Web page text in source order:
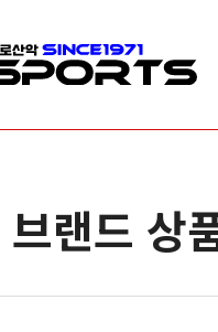
로프 & 리깅
클라이밍
안전벨트(하네스)
브랜드 상